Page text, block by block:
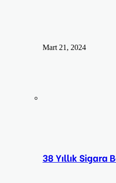
Mart 21, 2024
38 Yıllık Sigara